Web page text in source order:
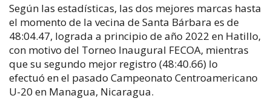
Según las estadísticas, las dos mejores marcas hasta
el momento de la vecina de Santa Bárbara es de
48:04.47, lograda a principio de año 2022 en Hatillo,
con motivo del Torneo Inaugural FECOA, mientras
que su segundo mejor registro (48:40.66) lo
efectuó en el pasado Campeonato Centroamericano
U-20 en Managua, Nicaragua.